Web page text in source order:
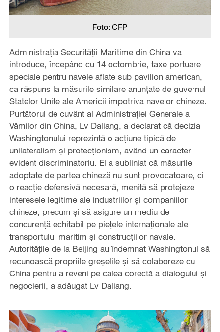
Foto: CFP
Administrația Securității Maritime din China va
introduce, începând cu 14 octombrie, taxe portuare
speciale pentru navele aflate sub pavilion american,
ca răspuns la măsurile similare anunțate de guvernul
Statelor Unite ale Americii împotriva navelor chineze.
Purtătorul de cuvânt al Administrației Generale a
Vămilor din China, Lv Daliang, a declarat că decizia
Washingtonului reprezintă o acțiune tipică de
unilateralism și protecționism, având un caracter
evident discriminatoriu. El a subliniat că măsurile
adoptate de partea chineză nu sunt provocatoare, ci
o reacție defensivă necesară, menită să protejeze
interesele legitime ale industriilor și companiilor
chineze, precum și să asigure un mediu de
concurență echitabil pe piețele internaționale ale
transportului maritim și construcțiilor navale.
Autoritățile de la Beijing au îndemnat Washingtonul să
recunoască propriile greșelile și să colaboreze cu
China pentru a reveni pe calea corectă a dialogului și
negocierii, a adăugat Lv Daliang.